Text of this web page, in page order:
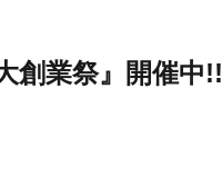
創業祭』開催中!!